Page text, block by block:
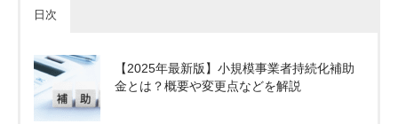
日次
【2025年最新版】小規模事業者持続化補助
金とは？概要や変更点などを解説